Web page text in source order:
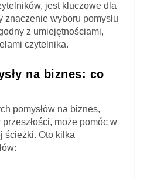
jest kluczowe dla
znaczenie wyboru pomysłu
z umiejętnościami,
czytelnika.
na biznes: co
pomysłów na biznes,
może pomóc w
ścieżki. Oto kilka